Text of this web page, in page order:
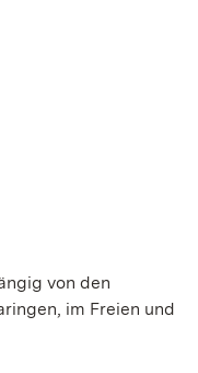
von den
im Freien und